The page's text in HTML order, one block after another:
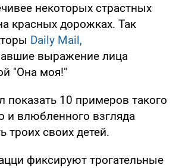
некоторых страстных
красных дорожках. Так
Daily Mail,
выражение лица
"Она моя!"
показать 10 примеров такого
и влюбленного взгляда
троих своих детей.
фиксируют трогательные